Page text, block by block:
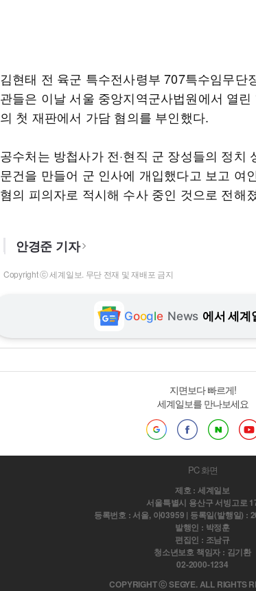
김현태 전 육군 특수전사령부 707특수임무단
관들은 이날 서울 중앙지역군사법원에서 열린
의 첫 재판에서 가담 혐의를 부인했다.
공수처는 방첩사가 전·현직 군 장성들의 정치
문건을 만들어 군 인사에 개입했다고 보고 여
혐의 피의자로 적시해 수사 중인 것으로 전해
안경준 기자
Copyright ⓒ 세계일보. 무단 전재 및 재배포 금지
Google News 에서 세계
지면보다 빠르게!
세계일보를 만나보세요
PC 화면
제호 : 세계일보
서울특별시 용산구 서빙고로
등록번호 : 서울, 아03959 | 등록일(발행일) :
발행인 : 박정훈
편집인 : 조남규
청소년보호 책임자 : 김기환
02-2000-1234
COPYRIGHT ⓒ SEGYE. ALL RIGHTS